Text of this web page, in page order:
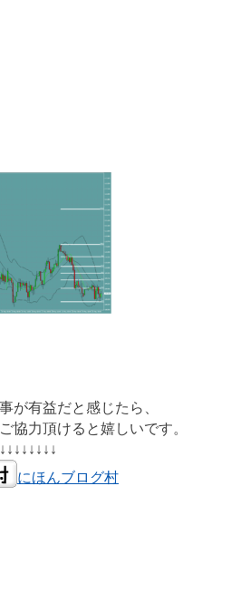
が有益だと感じたら、
協力頂けると嬉しいです。
↓↓↓↓↓↓↓↓
にほんブログ村